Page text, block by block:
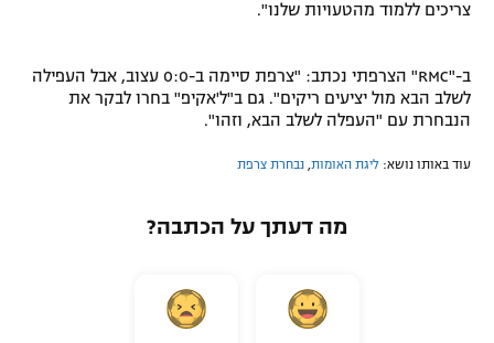
צריכים ללמוד מהטעויות שלנו".
ב-"RMC" הצרפתי נכתב: "צרפת סיימה ב-0:0 עצוב, אבל העפילה
לשלב הבא מול יציעים ריקים". גם ב"ל'אקיפ" בחרו לבקר את
הנבחרת עם "העפלה לשלב הבא, וזהו".
עוד באותו נושא: ליגת האומות נבחרת צרפת
מה דעתך על הכתבה?